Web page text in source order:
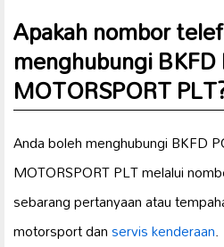
Apakah nombor
menghubungi BKFD
MOTORSPORT
Anda boleh menghubungi BKFD
MOTORSPORT PLT melalui
sebarang pertanyaan atau
motorsport danservis kenderaan.